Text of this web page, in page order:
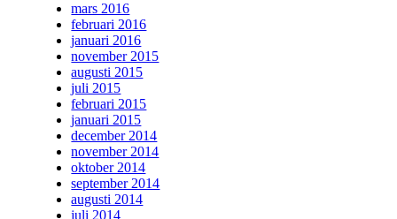
mars 2016
februari 2016
januari 2016
november 2015
augusti 2015
juli 2015
februari 2015
januari 2015
december 2014
november 2014
oktober 2014
september 2014
augusti 2014
juli 2014